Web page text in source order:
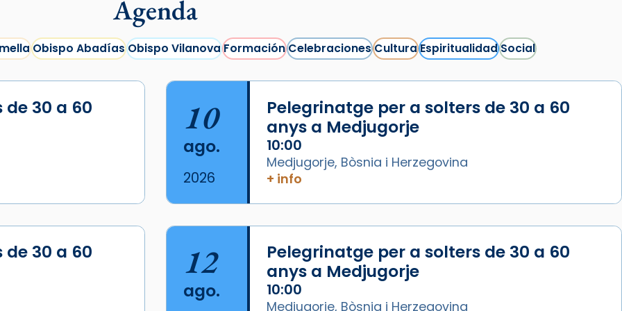
Cargar más...
Agenda
Obispo AbadíasObispo VilanovaFormaciónCelebracionesCulturaEspiritualidadSocial
30 a 60
10
ago.
2026
Pelegrinatge per a solters de 30 a 60
anys a Medjugorje
10:00
Medjugorje, Bòsnia i Herzegovina
+ info
30 a 60
12
ago.
Pelegrinatge per a solters de 30 a 60
anys a Medjugorje
10:00
Medjugorje, Bòsnia i Herzegovina